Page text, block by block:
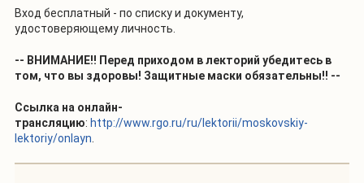
Вход бесплатный - по списку и документу,
удостоверяющему личность.
-- ВНИМАНИЕ!! Перед приходом в лекторий убедитесь в
том, что вы здоровы! Защитные маски обязательны!! --
Ссылка на онлайн-
трансляцию: http://www.rgo.ru/ru/lektorii/moskovskiy-
lektoriy/onlayn